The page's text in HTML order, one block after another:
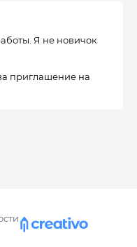
Я не новичок
приглашение на